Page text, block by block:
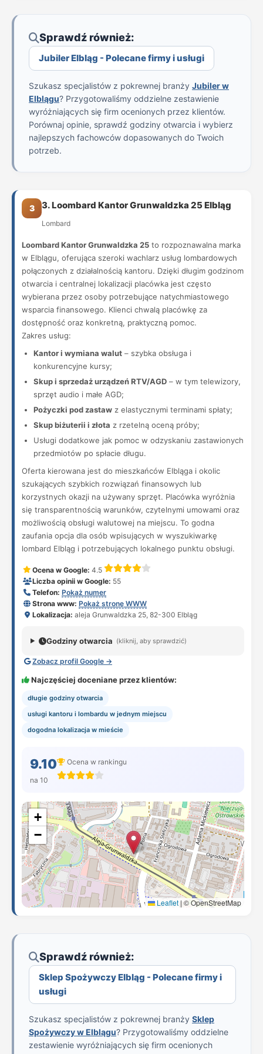
Sprawdź również:
Jubiler Elbląg - Polecane firmy i usługi
Szukasz specjalistów z pokrewnej branży Jubiler w
Elblągu? Przygotowaliśmy oddzielne zestawienie
wyróżniających się firm ocenionych przez klientów.
Porównaj opinie, sprawdź godziny otwarcia i wybierz
najlepszych fachowców dopasowanych do Twoich
potrzeb.
3 3. Loombard Kantor Grunwaldzka 25 Elbląg
Lombard
Loombard Kantor Grunwaldzka 25 to rozpoznawalna marka
w Elblągu, oferująca szeroki wachlarz usług lombardowych
połączonych z działalnością kantoru. Dzięki długim godzinom
otwarcia i centralnej lokalizacji placówka jest często
wybierana przez osoby potrzebujące natychmiastowego
wsparcia finansowego. Klienci chwalą placówkę za
dostępność oraz konkretną, praktyczną pomoc.
Zakres usług:
Kantor i wymiana walut – szybka obsługa i
konkurencyjne kursy;
Skup i sprzedaż urządzeń RTV/AGD – w tym telewizory,
sprzęt audio i małe AGD;
Pożyczki pod zastaw z elastycznymi terminami spłaty;
Skup biżuterii i złota z rzetelną oceną próby;
Usługi dodatkowe jak pomoc w odzyskaniu zastawionych
przedmiotów po spłacie długu.
Oferta kierowana jest do mieszkańców Elbląga i okolic
szukających szybkich rozwiązań finansowych lub
korzystnych okazji na używany sprzęt. Placówka wyróżnia
się transparentnością warunków, czytelnymi umowami oraz
możliwością obsługi walutowej na miejscu. To godna
zaufania opcja dla osób wpisujących w wyszukiwarkę
lombard Elbląg i potrzebujących lokalnego punktu obsługi.
Ocena w Google: 4.5
Liczba opinii w Google: 55
Telefon: Pokaż numer
Strona www: Pokaż stronę WWW
Lokalizacja: aleja Grunwaldzka 25, 82-300 Elbląg
Godziny otwarcia (kliknij, aby sprawdzić)
Zobacz profil Google →
Najczęściej doceniane przez klientów:
długie godziny otwarcia
usługi kantoru i lombardu w jednym miejscu
dogodna lokalizacja w mieście
9.10
na 10
Ocena w rankingu
+
−
Leaflet | © OpenStreetMap
Sprawdź również:
Sklep Spożywczy Elbląg - Polecane firmy i
usługi
Szukasz specjalistów z pokrewnej branży Sklep
Spożywczy w Elblągu? Przygotowaliśmy oddzielne
zestawienie wyróżniających się firm ocenionych